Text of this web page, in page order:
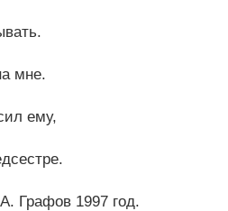
мне.
ему,
А. Графов 1997 год.